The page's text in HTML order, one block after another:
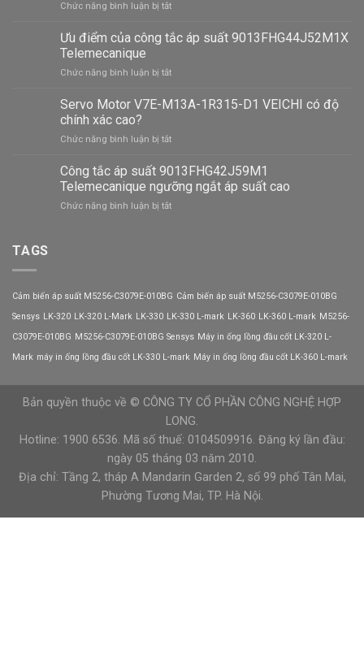
Chức năng bình luận bị tắtở
nghiệm
công
áp
Telemecanique
Ưu điểm của công tắc áp suất 9013FHG44J52M1X
Telemecanique
Chức năng bình luận bị tắtở
điểm
tắc
suất
9013FHG44J52M1X
Telemecanique
Servo Motor V7E-M13A-1R315-D1 VEICHI có độ
chính xác cao?
Chức năng bình luận bị tắtở
Motor
V7E-
M13A-
1R315-
xác
Công tắc áp suất 9013FHG42J59M1
Telemecanique ngưỡng ngắt áp suất cao
Chức năng bình luận bị tắtở
ngưỡng
ngắt
suất
cao
TAGS
Cảm biến áp suất M5256-C3079E-010BG Cảm biến áp suất M5256-C3079E-010BG
Sensys LK-320 LK-320 L-Mark LK-330 LK-330 L-mark LK-360 LK-360 L-mark M5256-
C3079E-010BG M5256-C3079E-010BG Sensys Máy in ống lồng đầu cốt LK-320 L-
Mark máy in ống lồng đầu cốt LK-330 L-mark Máy in ống lồng đầu cốt LK-360 L-mark
Bản quyền thuộc về © CÔNG TY CỔ PHẦN CÔNG NGHỆ HỢP
LONG.
Hotline: 1900 6536. Mã số thuế: 0104509916. Đăng ký lần đầu:
ngày 05 tháng 03 năm 2010.
Địa chỉ: Tầng 2, tháp A Mandarin Garden 2, số 99 phố Tân Mai,
Phường Tương Mai, TP. Hà Nội.